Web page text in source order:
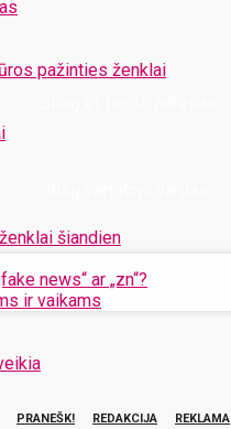
pažinties ženklai
šiandien
news“ ar „zn“?
ir vaikams
PRANEŠK! REDAKCIJA REKLAMA